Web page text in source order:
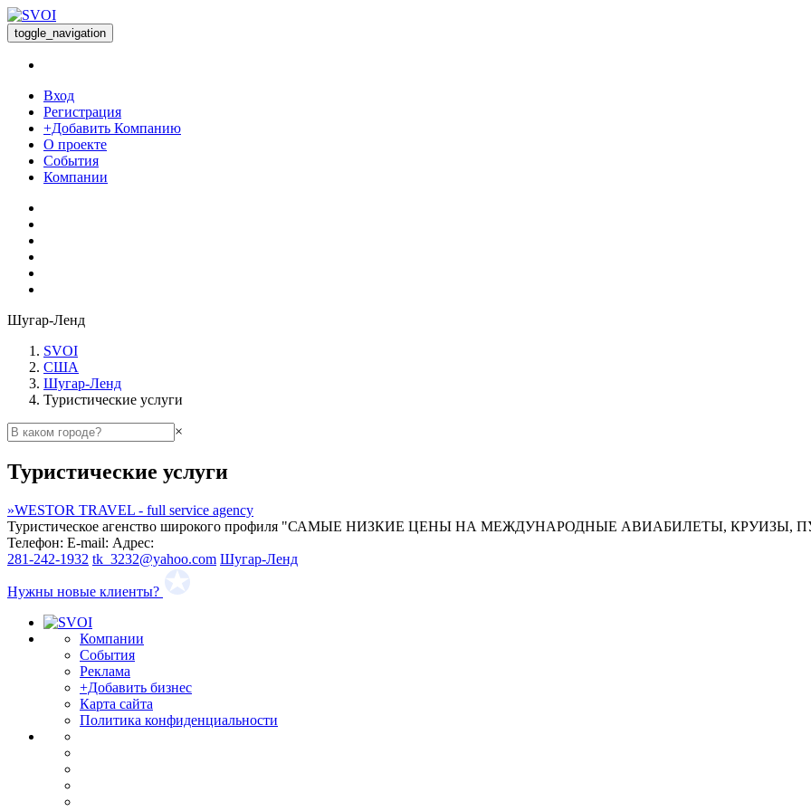
toggle_navigation
Вход
Регистрация
+Добавить Компанию
О проекте
События
Компании
Шугар-Ленд
SVOI
США
Шугар-Ленд
Туристические услуги
×
Туристические услуги
»WESTOR TRAVEL - full service agency
Туристическое агенство широкого профиля "САМЫЕ НИЗКИЕ ЦЕНЫ НА МЕЖДУНАРОДНЫЕ АВИАБИЛЕТЫ, КРУИЗЫ,
Телефон: E-mail: Адрес:
281-242-1932 tk_3232@yahoo.com Шугар-Ленд
Нужны новые клиенты?
Компании
События
Реклама
+Добавить бизнес
Карта сайта
Политика конфиденциальности